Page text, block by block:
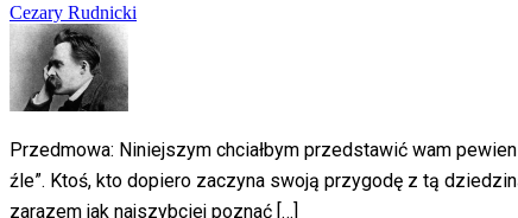
Posted
on
04/07/201420/02/2016
Cezary Rudnicki
Przedmowa: Niniejszym chciałbym przedstawić wam
źle”. Ktoś, kto dopiero zaczyna swoją przygodę z tą
zarazem jak najszybciej poznać […]